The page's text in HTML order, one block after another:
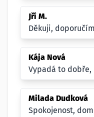
Jří M.
Děkuji,
Kája Nová
Vypadá to dobře,
Milada Dudková
Spokojenost,